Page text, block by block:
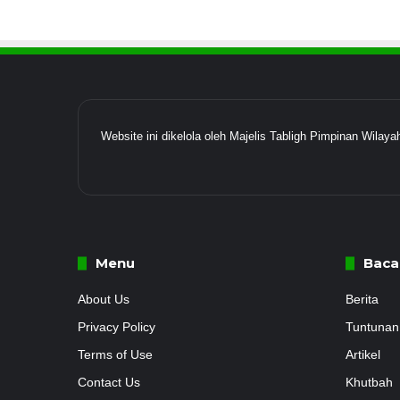
Website ini dikelola oleh Majelis Tabligh Pimpinan
Menu
About Us
Privacy Policy
Terms of Use
Contact Us
Berita
Tuntunan
Artikel
Khutbah